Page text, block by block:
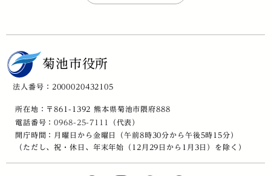
菊池市役所
法人番号：2000020432105
所在地：〒861-1392 熊本県菊池市隈府888
電話番号：0968-25-7111
（代表）
開庁時間：月曜日から金曜日（午前8時30分から午後5時15分）
（ただし、祝・休日、年末年始（12月29日から1月3日）を除く）